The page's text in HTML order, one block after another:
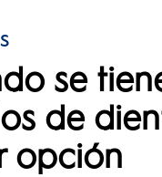
se
de
opción